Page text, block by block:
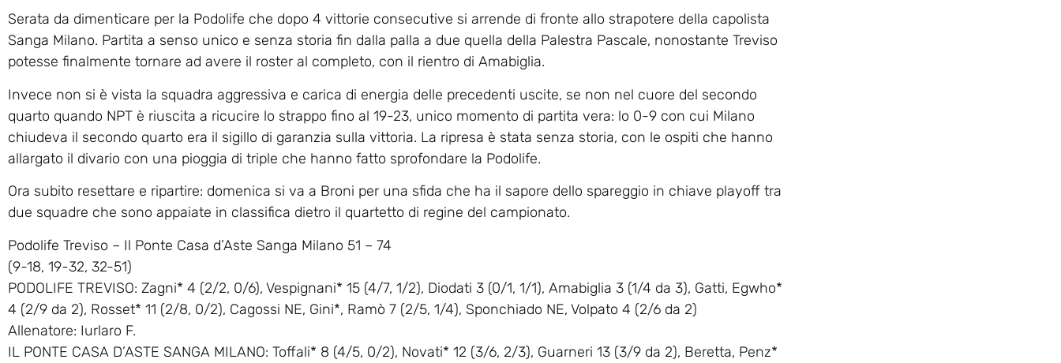
Serata da dimenticare per la Podolife che dopo 4 vittorie consecutive si arrende di fronte allo strapotere della capolista
Sanga Milano. Partita a senso unico e senza storia fin dalla palla a due quella della Palestra Pascale, nonostante Treviso
potesse finalmente tornare ad avere il roster al completo, con il rientro di Amabiglia.
Invece non si è vista la squadra aggressiva e carica di energia delle precedenti uscite, se non nel cuore del secondo
quarto quando NPT è riuscita a ricucire lo strappo fino al 19-23, unico momento di partita vera: lo 0-9 con cui Milano
chiudeva il secondo quarto era il sigillo di garanzia sulla vittoria. La ripresa è stata senza storia, con le ospiti che hanno
allargato il divario con una pioggia di triple che hanno fatto sprofondare la Podolife.
Ora subito resettare e ripartire: domenica si va a Broni per una sfida che ha il sapore dello spareggio in chiave playoff tra
due squadre che sono appaiate in classifica dietro il quartetto di regine del campionato.
Podolife Treviso – Il Ponte Casa d’Aste Sanga Milano 51 – 74
(9-18, 19-32, 32-51)
PODOLIFE TREVISO: Zagni* 4 (2/2, 0/6), Vespignani* 15 (4/7, 1/2), Diodati 3 (0/1, 1/1), Amabiglia 3 (1/4 da 3), Gatti, Egwho*
4 (2/9 da 2), Rosset* 11 (2/8, 0/2), Cagossi NE, Gini*, Ramò 7 (2/5, 1/4), Sponchiado NE, Volpato 4 (2/6 da 2)
Allenatore: Iurlaro F.
IL PONTE CASA D’ASTE SANGA MILANO: Toffali* 8 (4/5, 0/2), Novati* 12 (3/6, 2/3), Guarneri 13 (3/9 da 2), Beretta, Penz*